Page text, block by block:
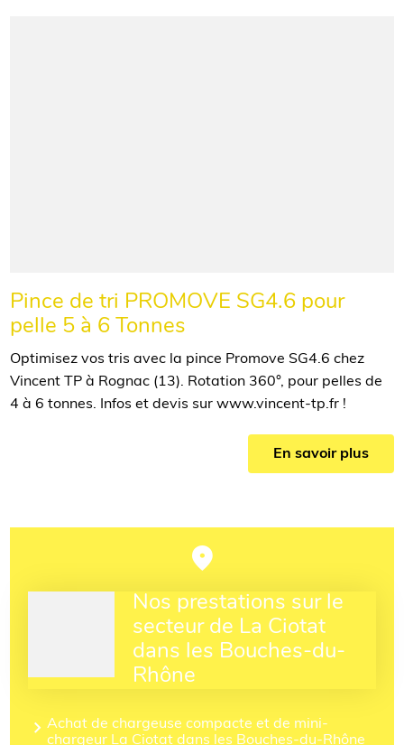
Pince de tri PROMOVE SG4.6 pour
pelle 5 à 6 Tonnes
Optimisez vos tris avec la pince Promove SG4.6 chez
Vincent TP à Rognac (13). Rotation 360°, pour pelles de
4 à 6 tonnes. Infos et devis sur www.vincent-tp.fr !
En savoir plus
Nos prestations sur le
secteur de La Ciotat
dans les Bouches-du-
Rhône
Achat de chargeuse compacte et de mini-
chargeur La Ciotat dans les Bouches-du-Rhône